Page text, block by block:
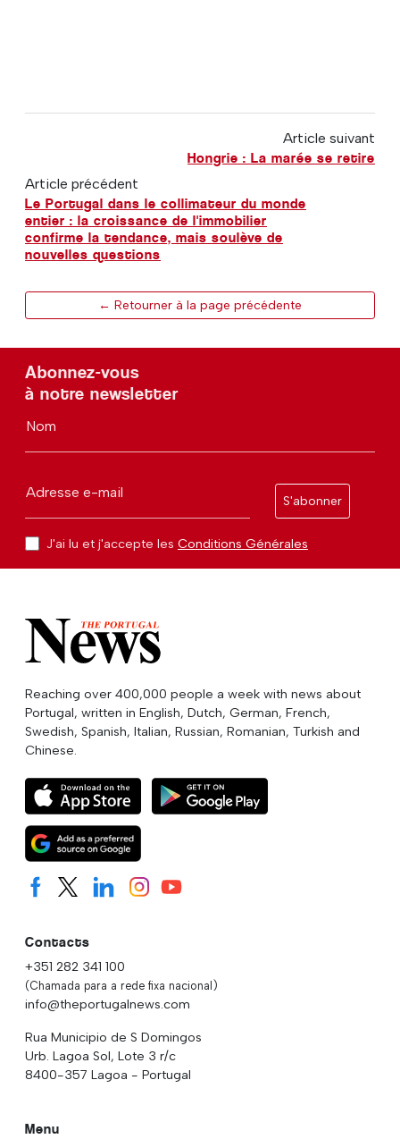
Article suivant
Hongrie : La marée se retire
Article précédent
Le Portugal dans le collimateur du monde
entier : la croissance de l'immobilier
confirme la tendance, mais soulève de
nouvelles questions
← Retourner à la page précédente
Abonnez-vous
à notre newsletter
Nom
Adresse e-mail
S'abonner
J'ai lu et j'accepte les Conditions Générales
Reaching over 400,000 people a week with news about
Portugal, written in English, Dutch, German, French,
Swedish, Spanish, Italian, Russian, Romanian, Turkish and
Chinese.
Contacts
+351 282 341 100
(Chamada para a rede fixa nacional)
info@theportugalnews.com
Rua Municipio de S Domingos
Urb. Lagoa Sol, Lote 3 r/c
8400-357 Lagoa - Portugal
Menu